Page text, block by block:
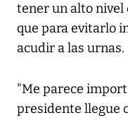
tener un alto nivel
que para evitarlo
acudir a las urnas.
"Me parece
presidente llegue